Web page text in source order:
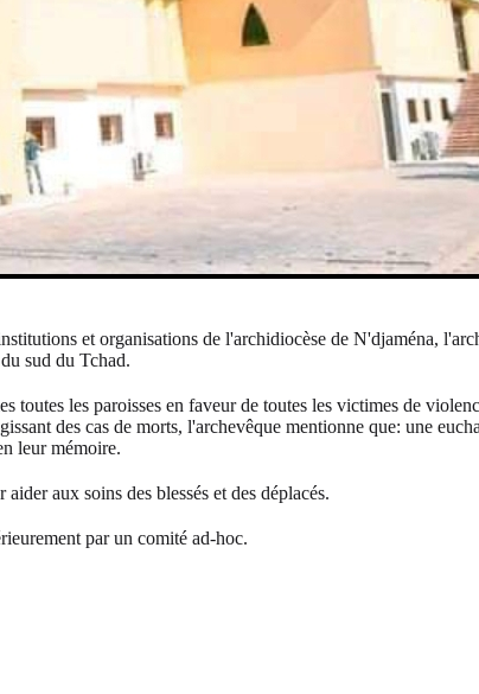
et organisations de l'archidiocèse de N'djaména,
sud du Tchad.
les paroisses en faveur de toutes les victimes de
des cas de morts, l'archevêque mentionne que: une
leur mémoire.
aux soins des blessés et des déplacés.
par un comité ad-hoc.